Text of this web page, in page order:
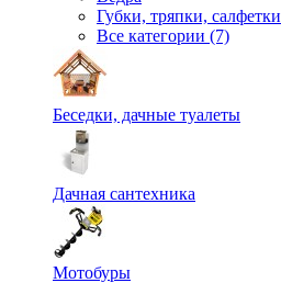
Губки, тряпки, салфетки
Все категории (7)
Беседки, дачные туалеты
Дачная сантехника
Мотобуры